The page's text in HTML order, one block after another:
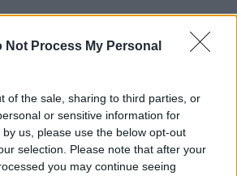
Not Process My Personal
of the sale, sharing to third parties, or
or sensitive information for
us, please use the below opt-out
selection. Please note that after your
you may continue seeing